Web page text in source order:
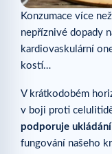
Konzumace více
nepříznivé dopady
kardiovaskulární
kostí…
V krátkodobém
v boji proti
podporuje
fungování našeho